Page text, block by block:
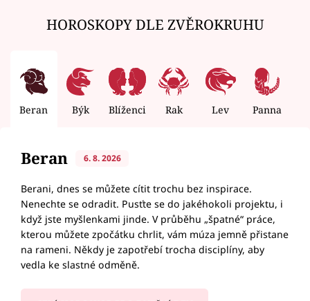
HOROSKOPY DLE ZVĚROKRUHU
Beran Býk Blíženci Rak Lev Panna
Beran 6. 8. 2026
Berani, dnes se můžete cítit trochu bez inspirace.
Nenechte se odradit. Pusťte se do jakéhokoli projektu, i
když jste myšlenkami jinde. V průběhu „špatné“ práce,
kterou můžete zpočátku chrlit, vám múza jemně přistane
na rameni. Někdy je zapotřebí trocha disciplíny, aby
vedla ke slastné odměně.